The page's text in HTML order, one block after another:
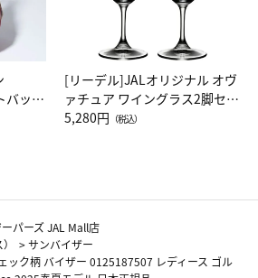
バッグ
）ス
[リーデル]JALオリジナル オヴ
ァチュア ワイングラス2脚セッ
ト（レッドワイン）
5,280円 （税込）
パーズ JAL Mall店
>サンバイザー
ック柄 バイザー 0125187507 レディース ゴル